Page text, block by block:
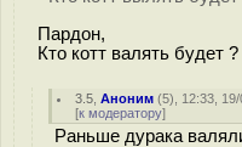
Пардон,
Кто котт вaлять будет ?
3.5 ,Аноним (5), 12:33,
[к модератору]
Раньше дурака